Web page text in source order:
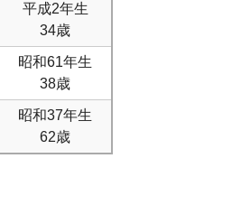
平成2年生
34歳
昭和61年生
38歳
昭和37年生
62歳